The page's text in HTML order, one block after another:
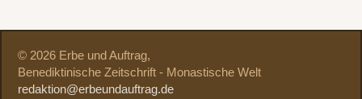
© 2026 Erbe und Auftrag,
Benediktinische Zeitschrift - Monastische Welt
redaktion@erbeundauftrag.de